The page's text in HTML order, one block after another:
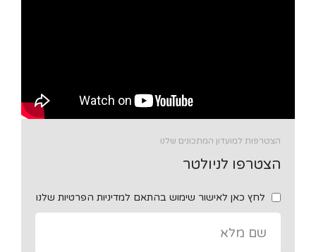
הצטרפות למועדון המתכונים שלנו
הצטרפו לניולטר
לחץ כאן לאישור שימוש בהתאם למדיניות הפרטיות שלנו